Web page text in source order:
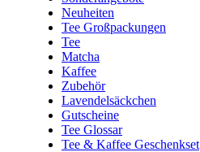
Neuheiten
Tee Großpackungen
Tee
Matcha
Kaffee
Zubehör
Lavendelsäckchen
Gutscheine
Tee Glossar
Tee & Kaffee Geschenkset